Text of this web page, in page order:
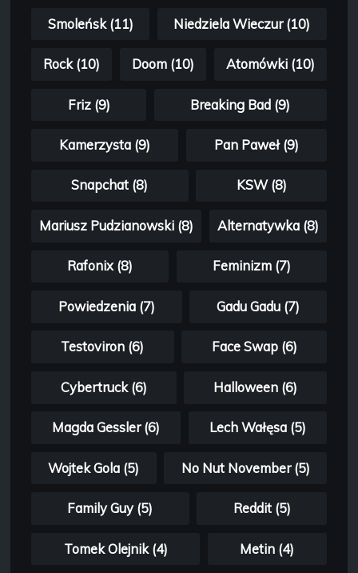
Smoleńsk (11) Niedziela Wieczur (10)
Rock (10) Doom (10) Atomówki (10)
Friz (9) Breaking Bad (9)
Kamerzysta (9) Pan Paweł (9)
Snapchat (8) KSW (8)
Mariusz Pudzianowski (8) Alternatywka (8)
Rafonix (8) Feminizm (7)
Powiedzenia (7) Gadu Gadu (7)
Testoviron (6) Face Swap (6)
Cybertruck (6) Halloween (6)
Magda Gessler (6) Lech Wałęsa (5)
Wojtek Gola (5) No Nut November (5)
Family Guy (5) Reddit (5)
Tomek Olejnik (4) Metin (4)